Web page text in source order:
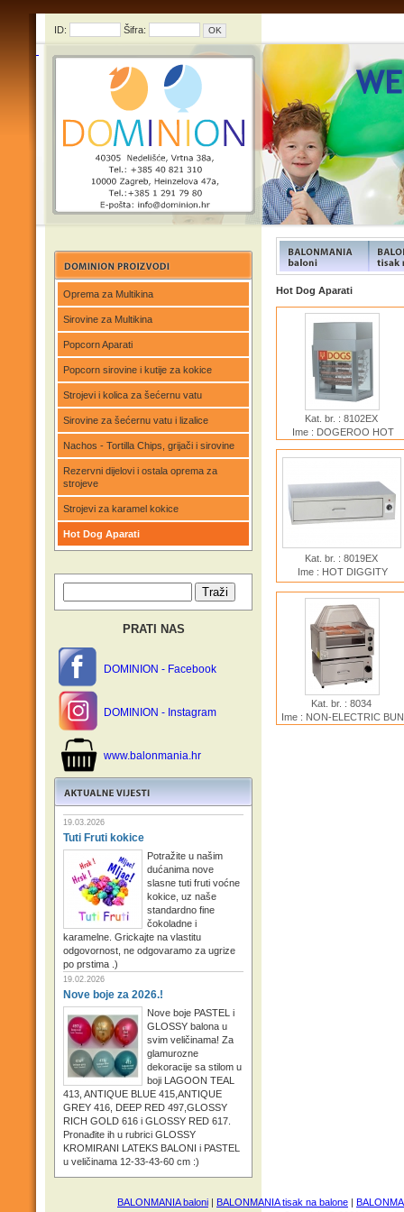
ID: Šifra:
Oprema za Multikina
Sirovine za Multikina
Popcorn Aparati
Popcorn sirovine i kutije za kokice
Strojevi i kolica za šećernu vatu
Sirovine za šećernu vatu i lizalice
Nachos - Tortilla Chips, grijači i sirovine
Rezervni dijelovi i ostala oprema za
strojeve
Strojevi za karamel kokice
Hot Dog Aparati
PRATI NAS
DOMINION - Facebook
DOMINION - Instagram
www.balonmania.hr
19.03.2026
Tuti Fruti kokice
Potražite u našim
dućanima nove
slasne tuti fruti voćne
kokice, uz naše
standardno fine
čokoladne i
karamelne. Grickajte na vlastitu
odgovornost, ne odgovaramo za ugrize
po prstima .)
19.02.2026
Nove boje za 2026.!
Nove boje PASTEL i
GLOSSY balona u
svim veličinama! Za
glamurozne
dekoracije sa stilom u
boji LAGOON TEAL
413, ANTIQUE BLUE 415,ANTIQUE
GREY 416, DEEP RED 497,GLOSSY
RICH GOLD 616 i GLOSSY RED 617.
Pronađite ih u rubrici GLOSSY
KROMIRANI LATEKS BALONI i PASTEL
u veličinama 12-33-43-60 cm :)
Hot Dog Aparati
Kat. br. : 8102EX
Ime : DOGEROO HOT
Kat. br. : 8019EX
Ime : HOT DIGGITY
WARMER
Kat. br. : 8034
Ime : NON-ELECTRIC BUN
BALONMANIA baloni | BALONMANIA tisak na balone |